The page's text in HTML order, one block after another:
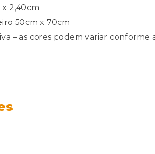
x 2,40cm
50cm x 70cm
– as cores podem variar conforme